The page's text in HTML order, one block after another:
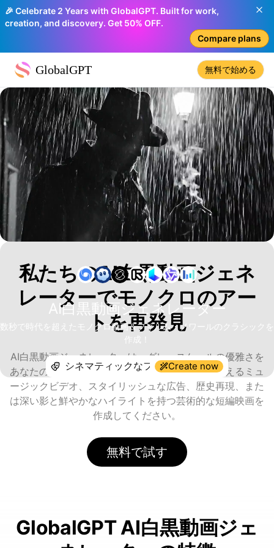
🎉 Celebrate 2 Years with GlobalGPT. Built for work,
creation, and discovery. Get 50% OFF.
Compare plans
GlobalGPT 無料で始める
AI白黒動画ジェネレーター
数秒で時代を超えたモノクロ動画＆フィルム・ノワールのクラシックを
作成！
Create now
私たちのAI白黒動画ジェネ
レーターでモノクロのアー
トを再発見
AI白黒動画ジェネレーターは、グレースケールの優雅さを
あなたのプロジェクトにもたらします。感情に訴えるミュ
ージックビデオ、スタイリッシュな広告、歴史再現、また
は深い影と鮮やかなハイライトを持つ芸術的な短編映画を
作成してください。
無料で試す
GlobalGPT AI白黒動画ジェ